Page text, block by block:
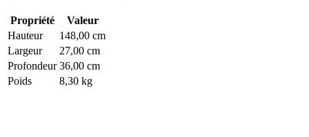
Propriété
Valeur
Hauteur
148,00 cm
Largeur
27,00 cm
Profondeur 36,00 cm
Poids
8,30 kg